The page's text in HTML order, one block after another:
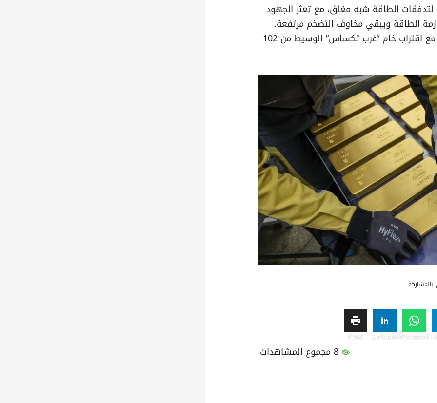
لتدفقات الطاقة شبه مغلق، مع تعثر الجهود
أزمة الطاقة ويبقي مخاوف التضخم مرتفعة.
واتجه النفط إلى تسجيل مكسب أسبوعي، مع اقتراب خام “غرب تكساس” الوسيط من 102
Whatsapp
Linkedin
Print
8 مجموع المشاهدات